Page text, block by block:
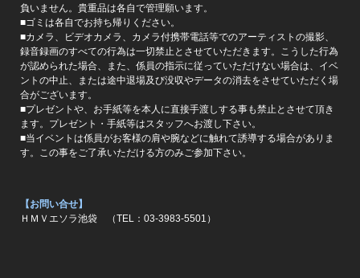
負いません。貴重品は各自で管理願います。
■ゴミは各自でお持ち帰りください。
■カメラ、ビデオカメラ、カメラ付携帯電話等でのアーティストの撮影、
録音録画のすべての行為は一切禁止とさせていただきます。こうした行為
が認められた場合、また、係員の指示に従っていただけない場合は、イベ
ントの中止、または途中退場及び没収やデータの消去をさせていただく場
合がございます。
■プレゼントや、お手紙等を本人に直接手渡しする事も禁止とさせて頂き
ます。プレゼント・手紙等はスタッフへお渡し下さい。
■当イベントは係員がお客様の肩や腕などに触れて誘導する場合がありま
す。この事をご了承いただける方のみご参加下さい。
【お問い合せ】
ＨＭＶエソラ池袋 （TEL：03-3983-5501）